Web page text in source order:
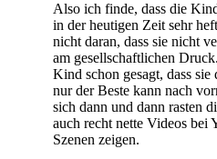
Also ich finde, dass die
in der heutigen Zeit sehr
nicht daran, dass sie nicht
am gesellschaftlichen
Kind schon gesagt, dass sie
nur der Beste kann nach
sich dann und dann rasten
auch recht nette Videos bei
Szenen zeigen.